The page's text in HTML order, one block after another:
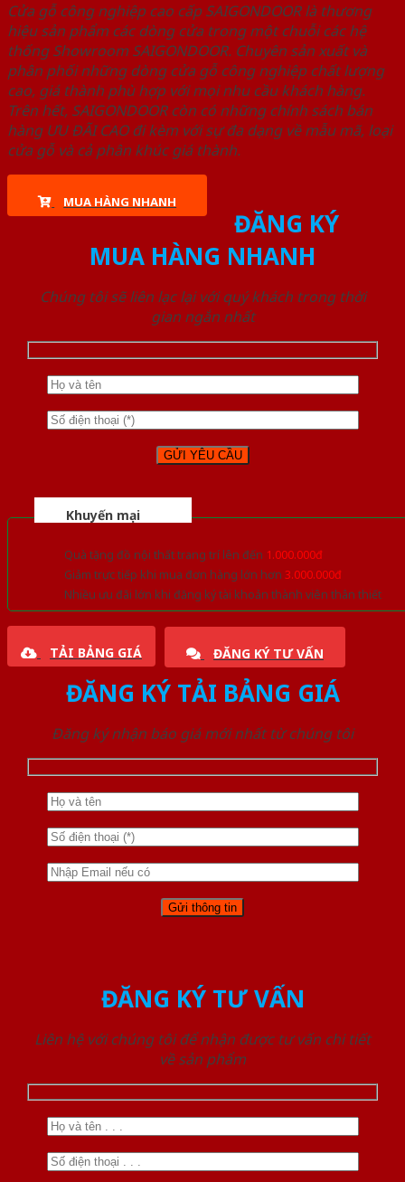
Cửa gỗ công nghiệp cao cấp SAIGONDOOR là thương
hiệu sản phẩm các dòng cửa trong một chuỗi các hệ
thống Showroom SAIGONDOOR. Chuyên sản xuất và
phân phối những dòng cửa gỗ công nghiệp chất lượng
cao, giá thành phù hợp với mọi nhu cầu khách hàng.
Trên hết, SAIGONDOOR còn có những chính sách bán
hàng ƯU ĐÃI CAO đi kèm với sự đa dạng về mẫu mã, loại
cửa gỗ và cả phân khúc giá thành.
MUA HÀNG NHANH
ĐĂNG KÝ
MUA HÀNG NHANH
Chúng tôi sẽ liên lạc lại với quý khách trong thời
gian ngắn nhất
Khuyến mại
Quà tặng đồ nội thất trang trí lên đến 1.000.000đ
Giảm trực tiếp khi mua đơn hàng lớn hơn 3.000.000đ
Nhiều ưu đãi lớn khi đăng ký tài khoản thành viên thân thiết
TẢI BẢNG GIÁ ĐĂNG KÝ TƯ VẤN
ĐĂNG KÝ TẢI BẢNG GIÁ
Đăng ký nhận báo giá mới nhất từ chúng tôi
ĐĂNG KÝ TƯ VẤN
Liên hệ với chúng tôi để nhận được tư vấn chi tiết
về sản phẩm